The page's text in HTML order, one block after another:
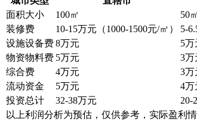
面积大小
100㎡ 50
装修费
10-15万元（1000-1500元/㎡） 5-
设施设备费8万元 5万
物资物料费 5万元 3万
综合费
4万元 3万
流动资金
5万元 4万
投资总计
32-38万元 20-
以上利润分析为预估，仅供参考，实际盈利